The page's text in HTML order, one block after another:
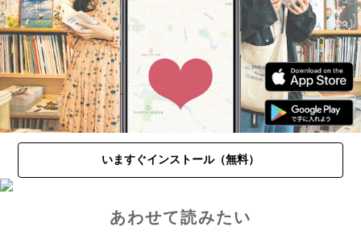
いますぐインストール（無料）
あわせて読みたい